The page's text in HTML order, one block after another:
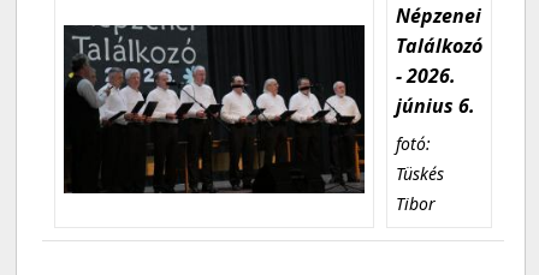
Népzenei
Találkozó
- 2026.
június 6.
fotó:
Tüskés
Tibor